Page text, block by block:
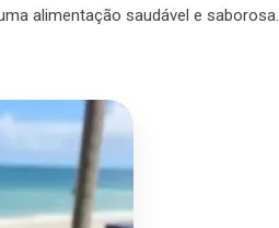
alimentação saudável e saborosa.